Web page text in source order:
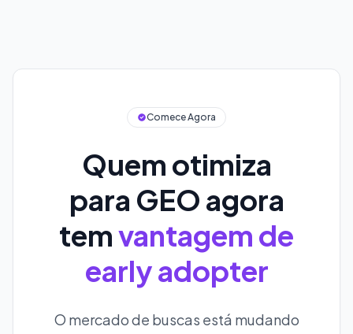
Comece Agora
Quem otimiza
para GEO agora
temvantagem de
early adopter
O mercado de buscas está mudando